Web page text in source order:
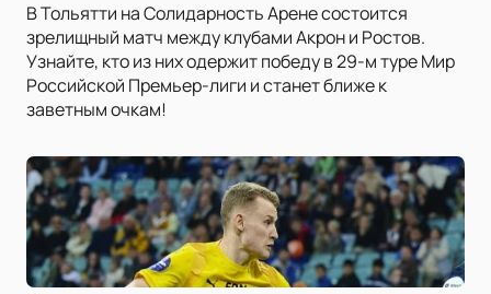
В Тольятти на Солидарность Арене состоится
зрелищный матч между клубами Акрон и Ростов.
Узнайте, кто из них одержит победу в 29-м туре Мир
Российской Премьер-лиги и станет ближе к
заветным очкам!